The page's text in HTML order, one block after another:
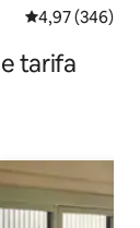
Vlerësimi
4,97 (346)
tarifa